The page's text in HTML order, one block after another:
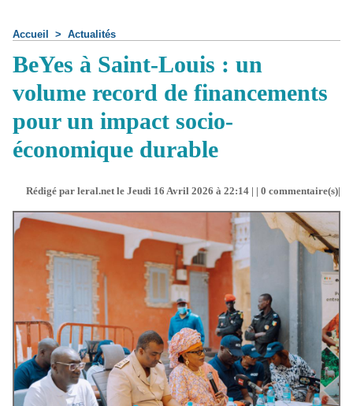
Accueil > Actualités
BeYes à Saint-Louis : un
volume record de financements
pour un impact socio-
économique durable
Rédigé par leral.net le Jeudi 16 Avril 2026 à 22:14 | | 0 commentaire(s)|